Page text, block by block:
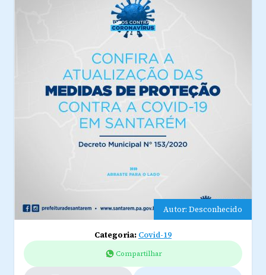
Autor: Desconhecido
Categoria: Covid-19
Compartilhar